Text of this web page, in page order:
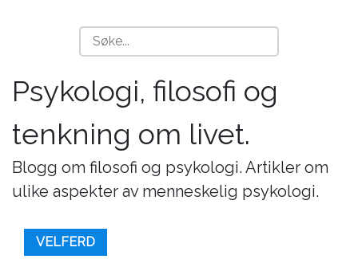
Psykologi, filosofi og
tenkning om livet.
Blogg om filosofi og psykologi. Artikler om
ulike aspekter av menneskelig psykologi.
VELFERD